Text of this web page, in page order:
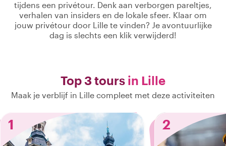
tijdens een privétour. Denk aan verborgen pareltjes,
verhalen van insiders en de lokale sfeer. Klaar om
jouw privétour door Lille te vinden? Je avontuurlijke
dag is slechts een klik verwijderd!
Top 3 tours in Lille
Maak je verblijf in Lille compleet met deze activiteiten
1 2